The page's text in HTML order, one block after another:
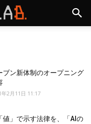
ブン新体制のオープニング
年2月11日 11:17
値」で示す法律を、「AIの